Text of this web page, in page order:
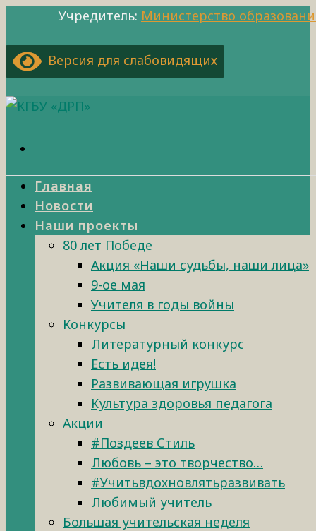
Учредитель: Министерство
Версия для слабовидящих
Главная
Новости
Наши проекты
80 лет Победе
Акция «Наши судьбы, наши лица»
9-ое мая
Учителя в годы войны
Конкурсы
Литературный конкурс
Есть идея!
Развивающая игрушка
Культура здоровья педагога
Акции
#Поздеев Стиль
Любовь – это творчество…
#Учитьвдохновлятьразвивать
Любимый учитель
Большая учительская неделя